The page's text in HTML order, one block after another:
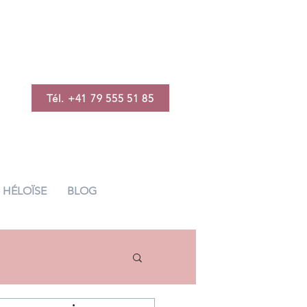
Tél. +41 79 555 51 85
HÉLOÏSE BLOG